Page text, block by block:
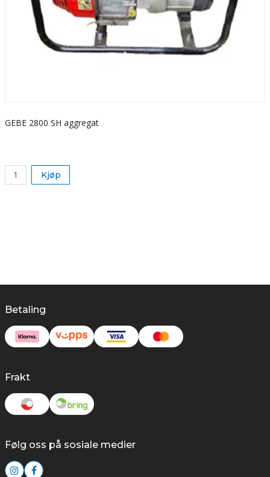
GEBE 2800 SH aggregat
Kjøp
Betaling
Frakt
Følg oss på sosiale medier